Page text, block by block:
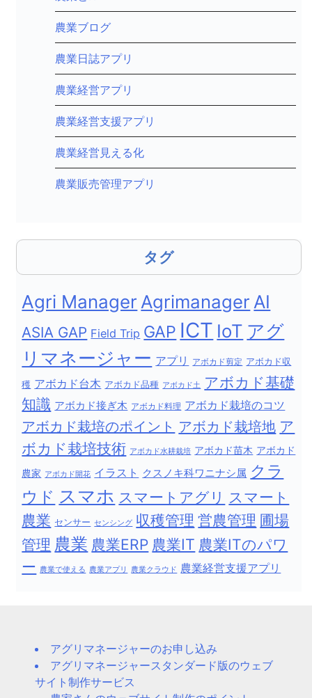
農業ブログ
農業日誌アプリ
農業経営アプリ
農業経営支援アプリ
農業経営見える化
農業販売管理アプリ
タグ
Agri Manager Agrimanager AI
ASIA GAP Field Trip GAP ICT IoT アグ
リマネージャー アプリ アボカド剪定 アボカド収
穫 アボカド台木 アボカド品種 アボカド土
アボカド基礎
知識 アボカド接ぎ木 アボカド料理 アボカド栽培のコツ
アボカド栽培のポイント アボカド栽培地 ア
ボカド栽培技術 アボカド水耕栽培 アボカド苗木 アボカド
農家 アボカド開花 イラスト クスノキ科ワニナシ属 クラ
ウド スマホ スマートアグリ スマート
農業 センサー センシング 収穫管理 営農管理 圃場
管理 農業 農業ERP 農業IT 農業ITのパワ
ー
農業で使える 農業アプリ 農業クラウド 農業経営支援アプリ
アグリマネージャーのお申し込み
アグリマネージャースタンダード版のウェブ
サイト制作サービス